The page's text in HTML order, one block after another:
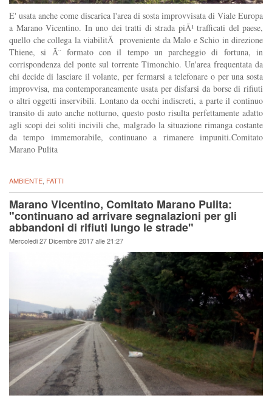
E' usata anche come discarica l'area di sosta improvvisata di Viale Europa
a Marano Vicentino. In uno dei tratti di strada piÃ¹ trafficati del paese,
quello che collega la viabilitÃ proveniente da Malo e Schio in direzione
Thiene, si Ã¨ formato con il tempo un parcheggio di fortuna, in
corrispondenza del ponte sul torrente Timonchio. Un'area frequentata da
chi decide di lasciare il volante, per fermarsi a telefonare o per una sosta
improvvisa, ma contemporaneamente usata per disfarsi da borse di rifiuti
o altri oggetti inservibili. Lontano da occhi indiscreti, a parte il continuo
transito di auto anche notturno, questo posto risulta perfettamente adatto
agli scopi dei soliti incivili che, malgrado la situazione rimanga costante
da tempo immemorabile, continuano a rimanere impuniti.Comitato
Marano Pulita
AMBIENTE FATTI
Marano Vicentino, Comitato Marano Pulita:
"continuano ad arrivare segnalazioni per gli
abbandoni di rifiuti lungo le strade"
Mercoledi 27 Dicembre 2017 alle 21:27